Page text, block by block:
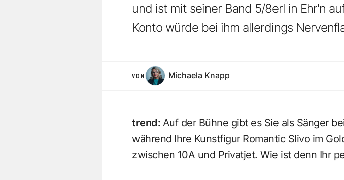
und ist mit seiner Band 5/8erl in Ehr'n
Konto würde bei ihm allerdings
VON Michaela Knapp
trend: Auf der Bühne gibt es Sie als Sänger
während Ihre Kunstfigur Romantic Slivo im
zwischen 10A und Privatjet. Wie ist denn Ihr